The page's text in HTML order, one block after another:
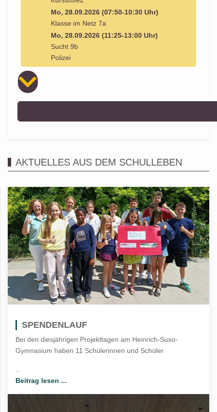
Mo, 28.09.2026 (07:50-10:30 Uhr)
Klasse im Netz 7a
Mo, 28.09.2026 (11:25-13:00 Uhr)
Sucht 9b
Polizei
AKTUELLES AUS DEM SCHULLEBEN
SPENDENLAUF
Bei den diesjährigen Projekttagen am Heinrich-Suso-
Gymnasium haben 11 Schülerinnen und Schüler
Beitrag lesen ...